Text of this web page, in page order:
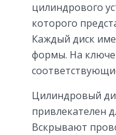
цилиндрового
которого
Каждый диск
формы. На ключе
Цилиндровый
привлекателен
Вскрывают